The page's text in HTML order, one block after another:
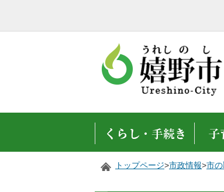
トップページ>市政情報>市